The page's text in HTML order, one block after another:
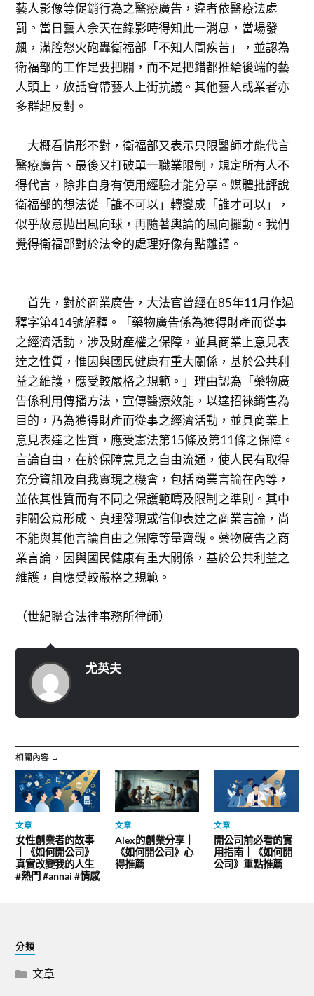
藝人影像等促銷行為之醫療廣告，違者依醫療法處
罰。當日藝人余天在錄影時得知此一消息，當場發
飆，滿腔怒火砲轟衛福部「不知人間疾苦」，並認為
衛福部的工作是要把關，而不是把錯都推給後端的藝
人頭上，放話會帶藝人上街抗議。其他藝人或業者亦
多群起反對。
大概看情形不對，衛福部又表示只限醫師才能代言
醫療廣告、最後又打破單一職業限制，規定所有人不
得代言，除非自身有使用經驗才能分享。媒體批評說
衛福部的想法從「誰不可以」轉變成「誰才可以」，
似乎故意拋出風向球，再隨著輿論的風向擺動。我們
覺得衛福部對於法令的處理好像有點離譜。
首先，對於商業廣告，大法官曾經在85年11月作過
釋字第414號解釋。「藥物廣告係為獲得財產而從事
之經濟活動，涉及財產權之保障，並具商業上意見表
達之性質，惟因與國民健康有重大關係，基於公共利
益之維護，應受較嚴格之規範。」理由認為「藥物廣
告係利用傳播方法，宣傳醫療效能，以達招徠銷售為
目的，乃為獲得財產而從事之經濟活動，並具商業上
意見表達之性質，應受憲法第15條及第11條之保障。
言論自由，在於保障意見之自由流通，使人民有取得
充分資訊及自我實現之機會，包括商業言論在內等，
並依其性質而有不同之保護範疇及限制之準則。其中
非關公意形成、真理發現或信仰表達之商業言論，尚
不能與其他言論自由之保障等量齊觀。藥物廣告之商
業言論，因與國民健康有重大關係，基於公共利益之
維護，自應受較嚴格之規範。
（世紀聯合法律事務所律師）
尤英夫
相關內容 →
文章
女性創業者的故事
｜《如何開公司》
真實改變我的人生
#熱門 #annai #情感
文章
Alex的創業分享｜
《如何開公司》心
得推薦
文章
開公司前必看的實
用指南｜《如何開
公司》重點推薦
分類
文章